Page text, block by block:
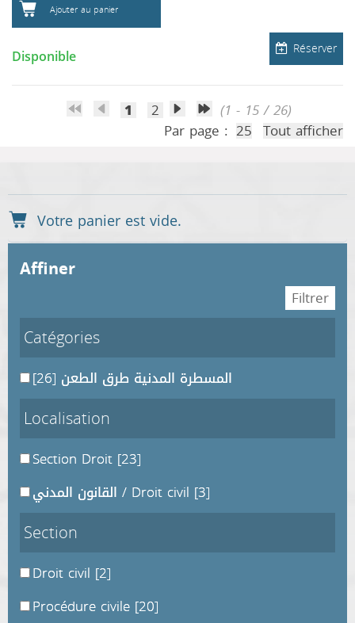
Ajouter au panier
Réserver
Disponible
1 2
(1 - 15 / 26)
Par page : 25 Tout afficher
affiner
Catégories
المسطرة المدنية طرق الطعن [26]
Localisation
Section Droit [23]
القانون المدني / Droit civil [3]
Section
Droit civil [2]
Procédure civile [20]